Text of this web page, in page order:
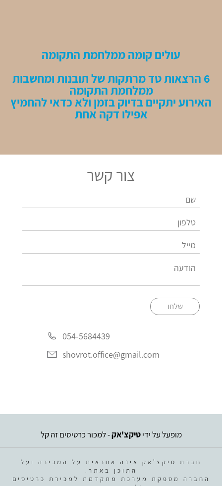
עולים קומה ממלחמת התקומה
6 הרצאות טד מרתקות של תובנות ומחשבות
ממלחמת התקומה
האירוע יתקיים בדיוק בזמן ולא כדאי להחמיץ
אפילו דקה אחת
צור קשר
שלחו
054-5684439
shovrot.office@gmail.com
מופעל על ידיטיקצ'אק- למכור כרטיסים זה קל
חברת טיקצ'אק אינה אחראית על המכירה ועל
התוכן באתר.
החברה מספקת מערכת מתקדמת למכירת כרטיסים